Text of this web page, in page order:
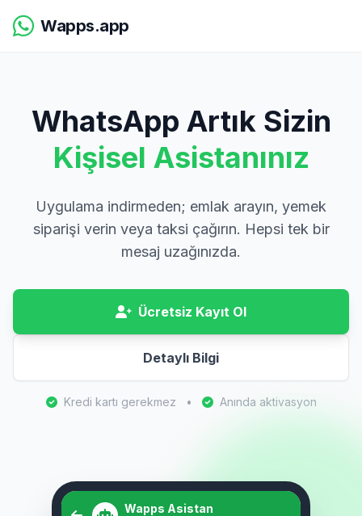
Wapps.app
WhatsApp Artık Sizin
Kişisel Asistanınız
Uygulama indirmeden; emlak arayın, yemek
siparişi verin veya taksi çağırın. Hepsi tek bir
mesaj uzağınızda.
Ücretsiz Kayıt Ol
Detaylı Bilgi
Kredi kartı gerekmez • Anında aktivasyon
Wapps Asistan
ev arıyorum. 🏠